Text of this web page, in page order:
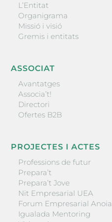
L’Entitat
Organigrama
Missió i visió
Gremis i entitats
ASSOCIAT
Avantatges
Associa’t!
Directori
Ofertes B2B
PROJECTES I ACTES
Professions de futur
Prepara’t
Prepara’t Jove
Nit Empresarial UEA
Forum Empresarial Anoia
Igualada Mentoring